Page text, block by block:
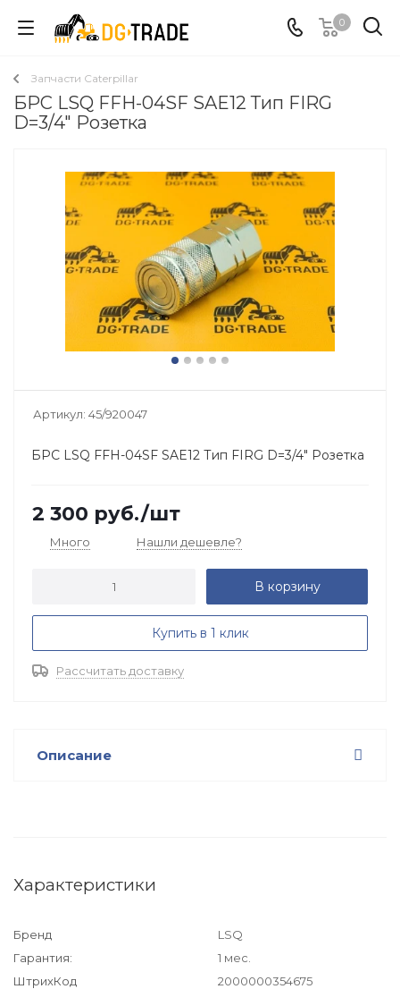
0
Запчасти Caterpillar
БРС LSQ FFH-04SF SAE12 Тип FIRG
D=3/4" Розетка
Артикул: 45/920047
БРС LSQ FFH-04SF SAE12 Тип FIRG D=3/4" Розетка
2 300 руб./шт
Много Нашли дешевле?
В корзину
Купить в 1 клик
Рассчитать доставку
Описание
Характеристики
Бренд
LSQ
Гарантия:
1 мес.
ШтрихКод
2000000354675